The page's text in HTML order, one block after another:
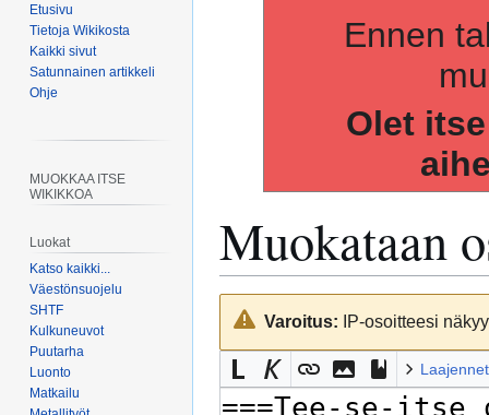
Ennen
Olet
Muokataan
Siirry
navigaatioon
Siirry
hakuunVaroitus: IP-osoitteesi
Etusivu
Tietoja Wikikosta
Kaikki sivut
Satunnainen artikkeli
Ohje
MUOKKAA ITSE
WIKIKKOA
Luokat
Katso kaikki...
Väestönsuojelu
SHTF
Kulkuneuvot
Puutarha
Luonto
Matkailu